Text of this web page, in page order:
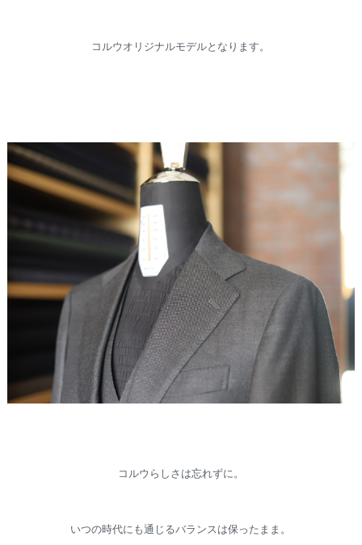
コルウオリジナルモデルとなります。
コルウらしさは忘れずに。
いつの時代にも通じるバランスは保ったまま。